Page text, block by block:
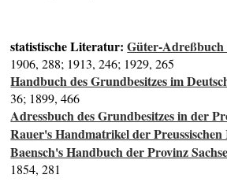
statistische Literatur:Güter-Adreßbuch
1906, 288; 1913, 246; 1929, 265
Handbuch des Grundbesitzes im
36; 1899, 466
Adressbuch des Grundbesitzes in der
Rauer's Handmatrikel der
Baensch's Handbuch der Provinz
1854, 281